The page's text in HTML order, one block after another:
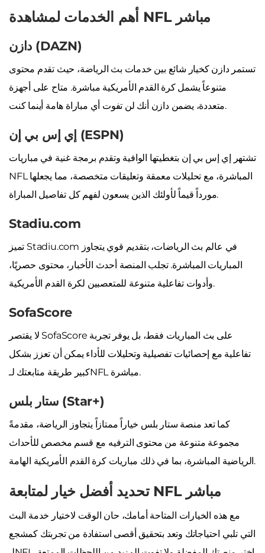
أهم الخدمات لمشاهدة NFL مباشر
دازن (DAZN)
تستمر دازن كخيار شائع بين خدمات بث الرياضة، حيث تقدم محتوى
متنوعاً يشمل كرة القدم الأمريكية مباشرة. متاح على أجهزة
متعددة، يضمن دازن أنك لن تفوت أي مباراة هامة أينما كنت.
إي إس بي إن (ESPN)
تشتهر إي إس بي إن بتغطيتها الوافية وتقدم برمجة غنية في مباريات
NFL المباشرة، مع تحليلات معمقة وتعليقات متخصصة، مما يجعلها
مورداً قيماً لأولئك الذين يسعون لفهم كل تفاصيل المباراة.
Stadiu.com
تميز Stadiu.com في عالم بث الرياضات، بتقديم قوي يتجاوز
المباريات المباشرة. تجلب المنصة أحدث الأخبار، محتوى حصريًا،
وأدوات تفاعلية متنوعة للمتعصبين لكرة القدم الأمريكية.
SofaScore
لا يقتصر SofaScore على بث المباريات فقط، بل يوفر تجربة
تفاعلية مع إحصائيات تفصيلية وتحليلات للأداء يمكن أن تعزز بشكل
كبير طريقة متابعتك لـNFL مباشرة.
ستار بلس (Star+)
كما تعد منصة ستار بلس خياراً ممتازاً يتجاوز الرياضة، مقدمةً
مجموعة متنوعة من محتوى الترفيه مع قسم مخصص للأحداث
الرياضية المباشرة، بما في ذلك مباريات كرة القدم الأمريكية الهامة.
تحديد أفضل خيار لمتابعة NFL مباشر
مع هذه الخيارات المتاحة أمامك، حان الوقت لاختيار خدمة البث
التي تلبي احتياجاتك وتعد بتحقيق أقصى استفادة من تجربتك كمشجع